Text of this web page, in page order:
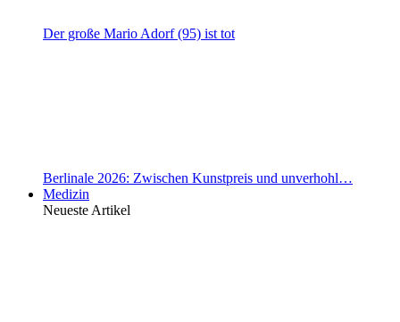
Der große Mario Adorf (95) ist tot
Berlinale 2026: Zwischen Kunstpreis und unverhohl…
Medizin
Neueste Artikel